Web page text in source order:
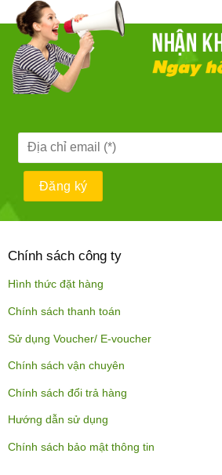
Chính sách công ty
Hình thức đặt hàng
Chính sách thanh toán
Sử dụng Voucher/ E-voucher
Chính sách vận chuyên
Chính sách đổi trả hàng
Hướng dẫn sử dụng
Chính sách bảo mật thông tin